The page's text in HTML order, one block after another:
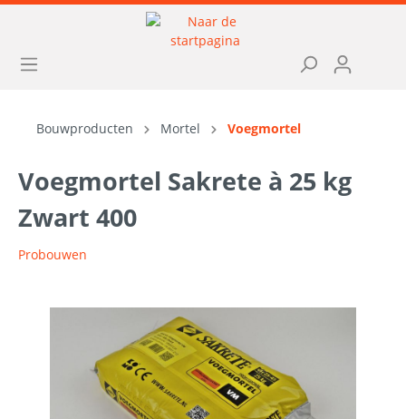
Bouwproducten Mortel Voegmortel
Voegmortel Sakrete à 25 kg
Zwart 400
Probouwen